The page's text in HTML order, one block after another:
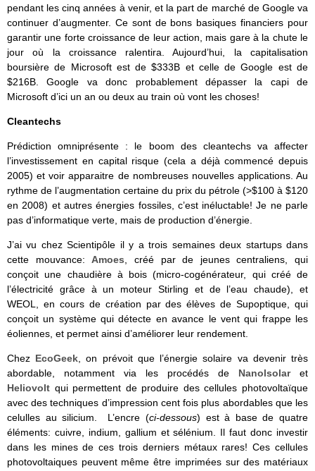
pendant les cinq années à venir, et la part de marché de Google va
continuer d’augmenter. Ce sont de bons basiques financiers pour
garantir une forte croissance de leur action, mais gare à la chute le
jour où la croissance ralentira. Aujourd’hui, la capitalisation
boursière de Microsoft est de $333B et celle de Google est de
$216B. Google va donc probablement dépasser la capi de
Microsoft d’ici un an ou deux au train où vont les choses!
Cleantechs
Prédiction omniprésente : le boom des cleantechs va affecter
l’investissement en capital risque (cela a déjà commencé depuis
2005) et voir apparaitre de nombreuses nouvelles applications. Au
rythme de l’augmentation certaine du prix du pétrole (>$100 à $120
en 2008) et autres énergies fossiles, c’est inéluctable! Je ne parle
pas d’informatique verte, mais de production d’énergie.
J’ai vu chez Scientipôle il y a trois semaines deux startups dans
cette mouvance:Amoes, créé par de jeunes centraliens, qui
conçoit une chaudière à bois (micro-cogénérateur, qui créé de
l’électricité grâce à un moteur Stirling et de l’eau chaude), et
WEOL, en cours de création par des élèves de Supoptique, qui
conçoit un système qui détecte en avance le vent qui frappe les
éoliennes, et permet ainsi d’améliorer leur rendement.
Chez EcoGeek, on prévoit que l’énergie solaire va devenir très
abordable, notamment via les procédés de Nanolsolaret
Heliovolt qui permettent de produire des cellules photovoltaïque
avec des techniques d’impression cent fois plus abordables que les
celulles au silicium. L’encre (ci-dessous) est à base de quatre
éléments: cuivre, indium, gallium et sélénium. Il faut donc investir
dans les mines de ces trois derniers métaux rares! Ces cellules
photovoltaiques peuvent même être imprimées sur des matériaux